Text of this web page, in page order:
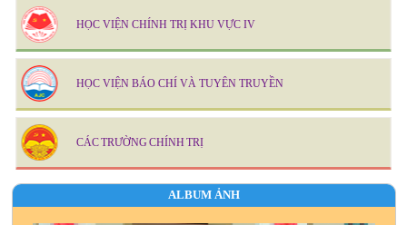
HỌC VIỆN CHÍNH TRỊ KHU VỰC IV
HỌC VIỆN BÁO CHÍ VÀ TUYÊN TRUYỀN
CÁC TRƯỜNG CHÍNH TRỊ
ALBUM ẢNH